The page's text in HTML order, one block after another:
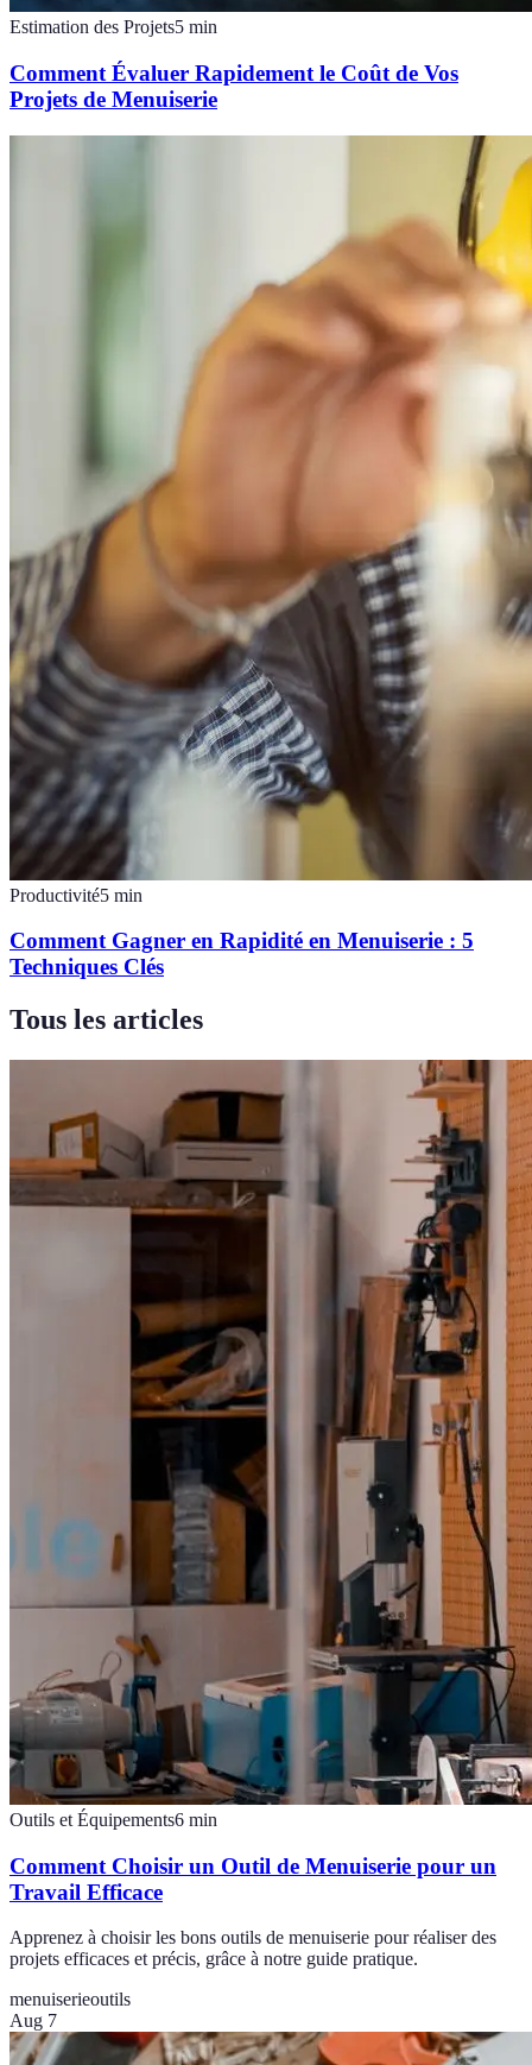
Estimation des Projets5 min
Comment Évaluer Rapidement le Coût de Vos
Projets de Menuiserie
Productivité5 min
Comment Gagner en Rapidité en Menuiserie : 5
Techniques Clés
Tous les articles
Outils et Équipements6 min
Comment Choisir un Outil de Menuiserie pour un
Travail Efficace
Apprenez à choisir les bons outils de menuiserie pour réaliser des
projets efficaces et précis, grâce à notre guide pratique.
menuiserieoutils
Aug 7